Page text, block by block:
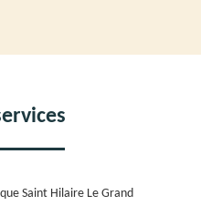
Saint Hilaire Le Grand